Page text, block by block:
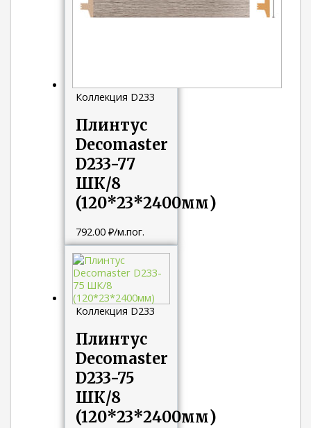
Коллекция D233
Плинтус
Decomaster
D233-77
ШК/8
(120*23*2400мм)
792.00 ₽/м.пог.
Коллекция D233
Плинтус
Decomaster
D233-75
ШК/8
(120*23*2400мм)